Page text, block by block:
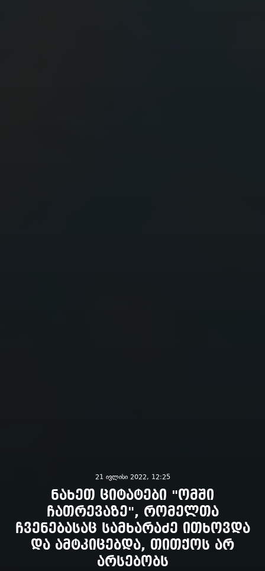
21 ივლისი 2022, 12:25
ნახეთ ციტატები "ომში
ჩათრევაზე", რომელთა
ჩვენებასაც სამხარაძე ითხოვდა
და ამტკიცებდა, თითქოს არ
არსებობს